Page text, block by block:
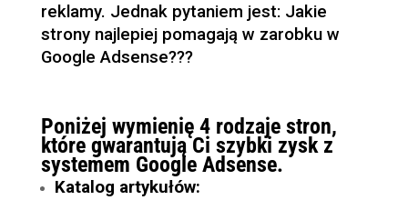
reklamy. Jednak pytaniem jest: Jakie
strony najlepiej pomagają w zarobku w
Google Adsense???
Poniżej wymienię 4 rodzaje stron,
które gwarantują Ci szybki zysk z
systemem Google Adsense.
Katalog artykułów: